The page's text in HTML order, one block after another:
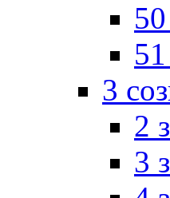
3
2
3